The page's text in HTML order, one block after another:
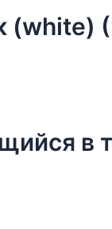
(white)
в